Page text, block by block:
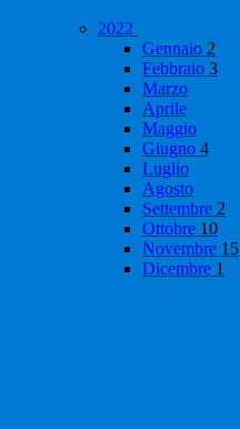
2022
Gennaio 2
Febbraio 3
Marzo
Aprile
Maggio
Giugno 4
Luglio
Agosto
Settembre 2
Ottobre 10
Novembre 15
Dicembre 1